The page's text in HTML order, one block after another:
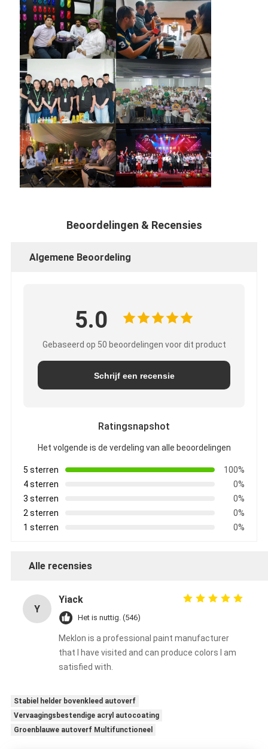
Beoordelingen & Recensies
Algemene Beoordeling
5.0
Gebaseerd op 50 beoordelingen voor dit product
Schrijf een recensie
Ratingsnapshot
Het volgende is de verdeling van alle beoordelingen
5 sterren
100%
4 sterren
0%
3 sterren
0%
2 sterren
0%
1 sterren
0%
Alle recensies
Y
Yiack
Het is nuttig. (546)
Meklon is a professional paint manufacturer
that I have visited and can produce colors I am
satisfied with.
Stabiel helder bovenkleed autoverf
Vervaagingsbestendige acryl autocoating
Groenblauwe autoverf Multifunctioneel